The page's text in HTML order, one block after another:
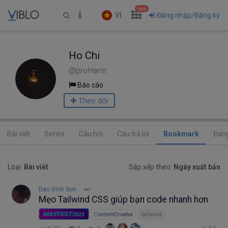
VI
new
Đăng nhập/Đăng ký
Ho Chi
@proHarm
Báo cáo
Theo dõi
Bài viết Series Câu hỏi Câu trả lời Bookmark
Loại: Bài viết Sắp xếp theo: Ngày xuất bản
Dao Vinh Sơn
Mẹo Tailwind CSS giúp bạn code nhanh hơn
MAYFEST2023 ContentCreator tailwind